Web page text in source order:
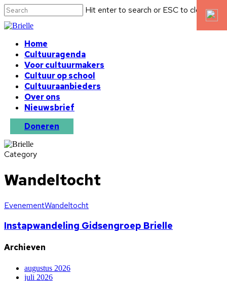
Hit enter to search or ESC to close
Home
Cultuuragenda
Voor cultuurmakers
Cultuur op school
Cultuuraanbieders
Over ons
Nieuwsbrief
Doneren
Category
Wandeltocht
EvenementWandeltocht
Instapwandeling Gidsengroep Brielle
Archieven
augustus 2026
juli 2026